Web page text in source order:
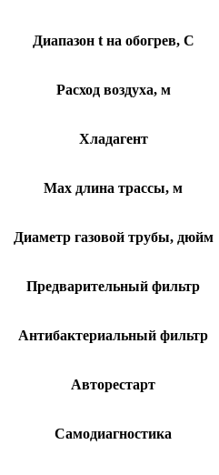
Диапазон t на обогрев, С
Расход воздуха, м
Хладагент
Max длина трассы, м
Диаметр газовой трубы, дюйм
Предварительный фильтр
Антибактериальный фильтр
Авторестарт
Самодиагностика